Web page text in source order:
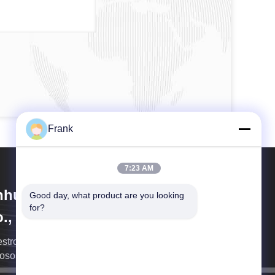
Idea Technology Imp & Exp
Ltd.
embalaje hace que sus productos sean más
Frank
7:23 AM
Good day, what product are you looking
for?